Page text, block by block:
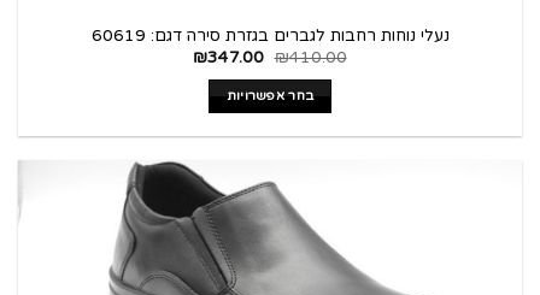
נעלי נוחות רחבות לגברים בגזרת סירה דגם: 60619
₪410.00
₪347.00
בחר אפשרויות